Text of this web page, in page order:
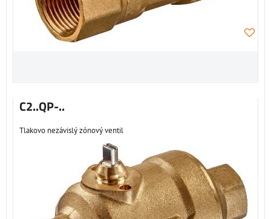
C2..QP-..
Tlakovo nezávislý zónový ventil